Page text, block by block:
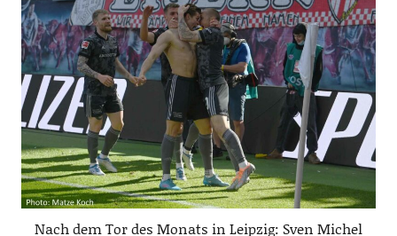
Nach dem Tor des Monats in Leipzig: Sven Michel